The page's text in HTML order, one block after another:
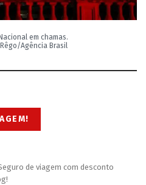
em chamas.
Agência Brasil
de viagem com desconto